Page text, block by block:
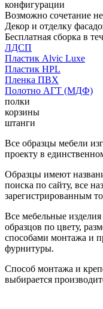
конфигурации
Возможно сочетание
Декор и отделку
Бесплатная сборка в
ЛДСП
Пластик Alvic Luxe
Пластик HPL
Пленка ПВХ
Полотно АГТ (МДФ)
полки
корзины
штанги
Все образцы мебели
проекту в
Образцы имеют
поиска по сайту, все
зарегистрированным
Все мебельные
образцов по цвету,
способами монтажа и
фурнитуры.
Способ монтажа и
выбирается